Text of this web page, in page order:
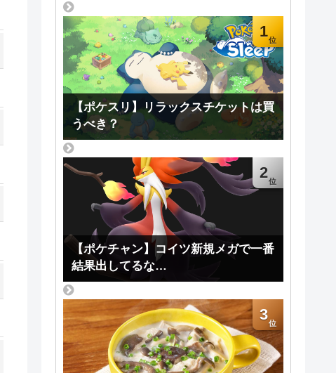
1
【ポケスリ】リラックスチケットは買
うべき？
2
【ポケチャン】コイツ新規メガで一番
結果出してるな…
3